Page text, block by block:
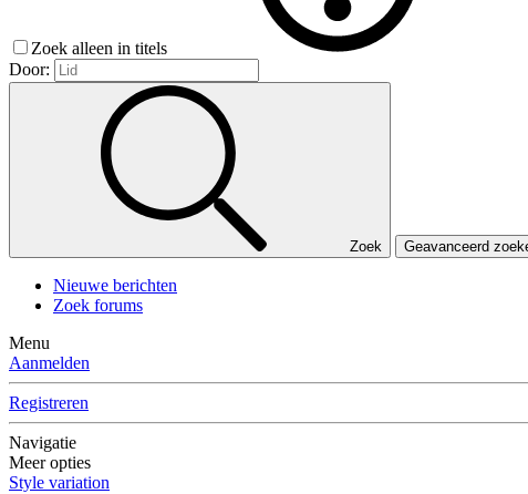
Zoek alleen in titels
Door:
Zoek Geavanceerd
Nieuwe berichten
Zoek forums
Menu
Aanmelden
Registreren
Navigatie
Meer opties
Style variation